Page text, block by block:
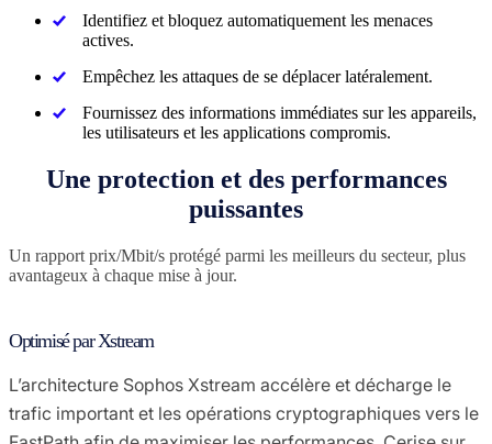
Identifiez et bloquez automatiquement les menaces
actives.
Empêchez les attaques de se déplacer latéralement.
Fournissez des informations immédiates sur les appareils,
les utilisateurs et les applications compromis.
Une protection et des performances
puissantes
Un rapport prix/Mbit/s protégé parmi les meilleurs du secteur, plus
avantageux à chaque mise à jour.
Optimisé par Xstream
L’architecture Sophos Xstream accélère et décharge le
trafic important et les opérations cryptographiques vers le